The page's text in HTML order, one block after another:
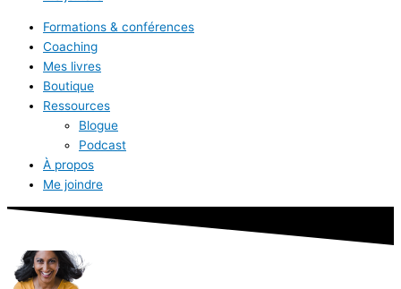
Formations & conférences
Coaching
Mes livres
Boutique
Ressources
Blogue
Podcast
À propos
Me joindre